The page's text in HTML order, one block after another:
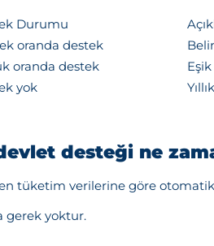
Durumu
oranda destek
oranda destek
yok
desteği ne
tüketim verilerine göre otomatik
gerek yoktur.